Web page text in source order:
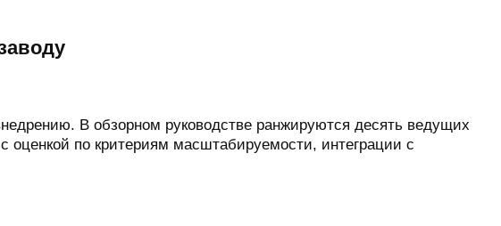
В обзорном руководстве ранжируются десять ведущих
по критериям масштабируемости, интеграции с